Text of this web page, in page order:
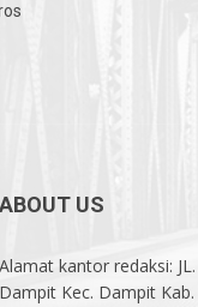
ABOUT US
Alamat kantor redaksi:
Dampit Kec. Dampit